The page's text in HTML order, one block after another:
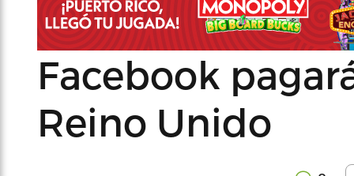
Facebook
Reino Unido